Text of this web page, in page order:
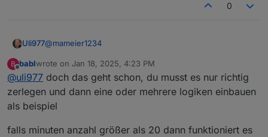
0
Uli977@mameier1234
So, jetzt komme ich auch mal wieder zum Antworten.
Ehrlicherweise habe ich das nicht verstanden.
Aktuell mache ich es so:
Ich stelle die Weckzeit in der VIS ein, schreibe diese in
B
Offline
bablwrote on Jan 18, 2025, 4:23 PM
last edited by
@uli977 doch das geht schon, du musst es nur richtig
zerlegen und dann eine oder mehrere logiken einbauen
als beispiel
falls minuten anzahl größer als 20 dann funktioniert es